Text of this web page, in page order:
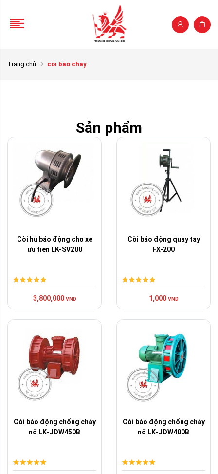
Trang chủ còi báo cháy
Sản phẩm
Còi hú báo động cho xe
ưu tiên LK-SV200
3,800,000 VND
Còi báo động quay tay
FX-200
1,000 VND
Còi báo động chống cháy
nổ LK-JDW450B
Còi báo động chống cháy
nổ LK-JDW400B